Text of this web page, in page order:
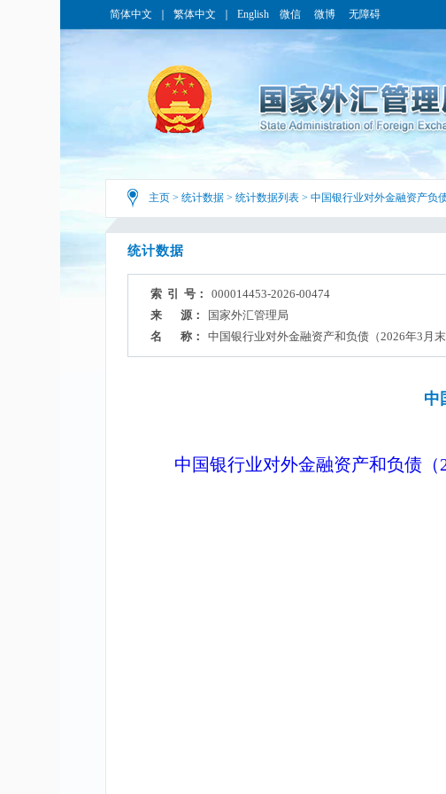
简体中文 繁体中文 English 微信 微博 无障碍
主页 > 统计数据 > 统计数据列表 > 中国银行业对外金融资产负
统计数据
索 引 号： 000014453-2026-00474
来 源：
国家外汇管理局
名 称：
中国银行业对外金融资产和负债（2026年3月末
中
中国银行业对外金融资产和负债（